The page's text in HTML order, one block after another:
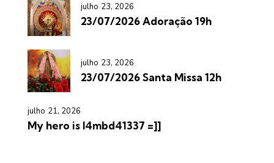
julho 23, 2026
23/07/2026 Adoração 19h
julho 23, 2026
23/07/2026 Santa Missa 12h
julho 21, 2026
My hero is l4mbd41337 =]]